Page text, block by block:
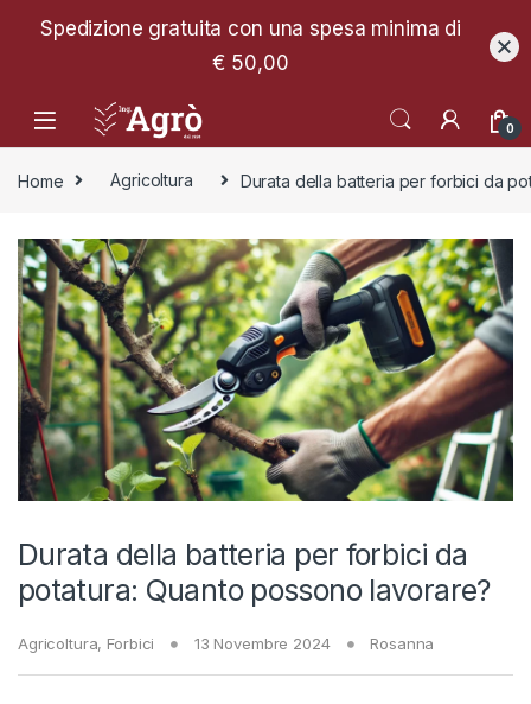
0
Home Agricoltura Durata della batteria per forbici da
Durata della batteria per forbici da
potatura: Quanto possono lavorare?
Agricoltura, Forbici 13 Novembre 2024 Rosanna
Spedizione gratuita con una spesa minima di
€ 50,00